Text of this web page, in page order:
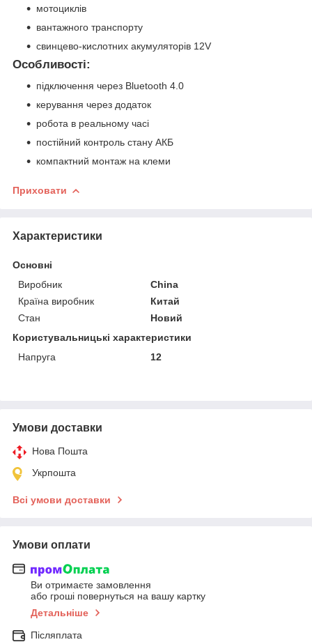
мотоциклів
вантажного транспорту
свинцево-кислотних акумуляторів 12V
Особливості:
підключення через Bluetooth 4.0
керування через додаток
робота в реальному часі
постійний контроль стану АКБ
компактний монтаж на клеми
Приховати
Характеристики
Основні
Виробник
China
Країна виробник
Китай
Стан
Новий
Користувальницькі характеристики
Напруга
12
Умови доставки
Нова Пошта
Укрпошта
Всі умови доставки
Умови оплати
Ви отримаєте замовлення
або гроші повернуться на вашу картку
Детальніше
Післяплата